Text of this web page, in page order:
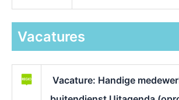
Vacatures
Vacature: Handige